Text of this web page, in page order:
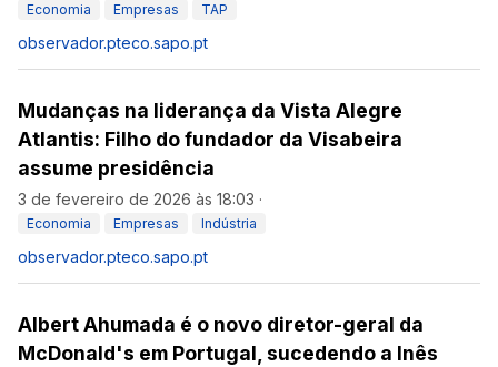
Economia Empresas TAP
observador.pteco.sapo.pt
Mudanças na liderança da Vista Alegre
Atlantis: Filho do fundador da Visabeira
assume presidência
3 de fevereiro de 2026 às 18:03 ·
Economia Empresas Indústria
observador.pteco.sapo.pt
Albert Ahumada é o novo diretor-geral da
McDonald's em Portugal, sucedendo a Inês